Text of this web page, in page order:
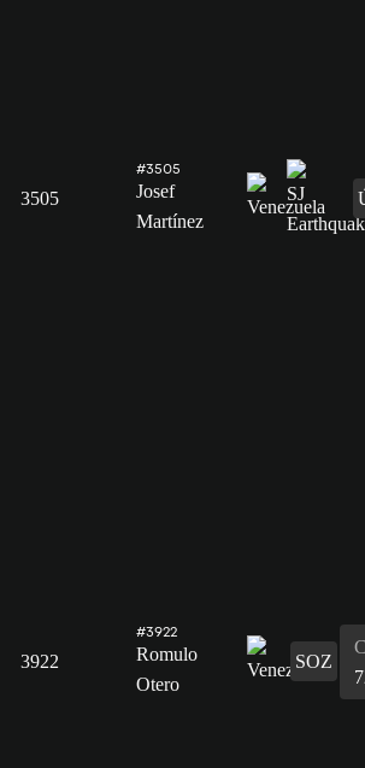
3505
#3505
Josef
Martínez
3922
#3922
Romulo
Otero
SOZ